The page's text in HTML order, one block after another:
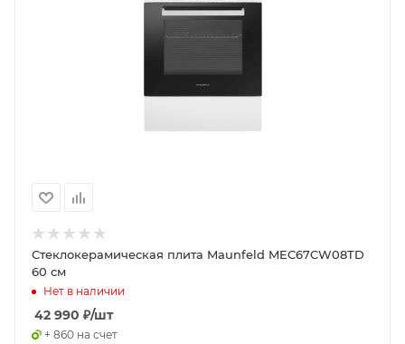
Стеклокерамическая плита Maunfeld MEC67CW08TD
60 см
Нет в наличии
42 990 ₽/шт
+ 860 на счет